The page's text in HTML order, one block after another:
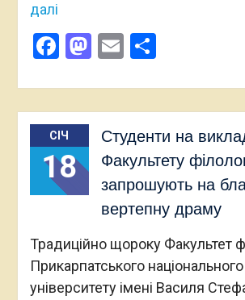
далі
Facebook
Mastodon
Email
СІЧ
18
Студенти на
Факультету
запрошують на
вертепну драму
Традиційно щороку Факультет
Прикарпатського національного
університету імені Василя